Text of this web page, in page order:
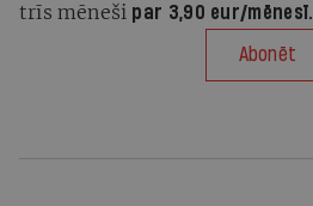
trīs mēneši par 3,90 eur/mēnesī.
Abonēt